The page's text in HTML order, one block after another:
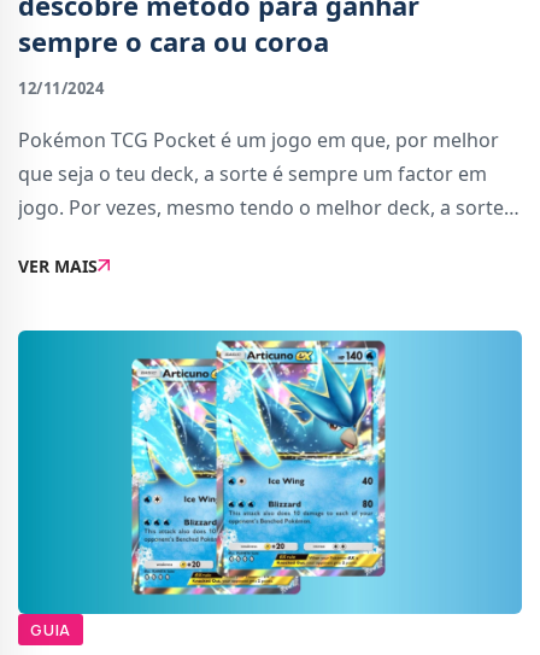
sempre o cara ou coroa
12/11/2024
Pokémon TCG Pocket é um jogo em que, por melhor
que seja o teu deck, a sorte é sempre um factor em
jogo. Por vezes, mesmo tendo o melhor deck, a sorte
partida devido às várias habilidades e mec
VER MAIS
GUIA